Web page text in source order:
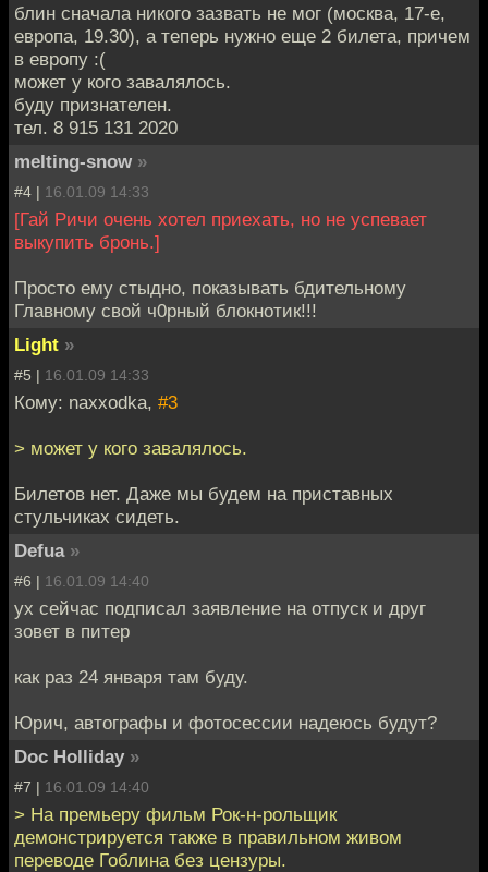
блин сначала никого зазвать не мог (москва, 17-е,
европа, 19.30), а теперь нужно еще 2 билета, причем
в европу :(
может у кого завалялось.
буду признателен.
тел. 8 915 131 2020
melting-snow »
#4 | 16.01.09 14:33
[Гай Ричи очень хотел приехать, но не успевает
выкупить бронь.]
Просто ему стыдно, показывать бдительному
Главному свой ч0рный блокнотик!!!
Light »
#5 | 16.01.09 14:33
Кому: naxxodka, #3
> может у кого завалялось.
Билетов нет. Даже мы будем на приставных
стульчиках сидеть.
Defua »
#6 | 16.01.09 14:40
ух сейчас подписал заявление на отпуск и друг
зовет в питер
как раз 24 января там буду.
Юрич, автографы и фотосессии надеюсь будут?
Doc Holliday »
#7 | 16.01.09 14:40
> На премьеру фильм Рок-н-рольщик
демонстрируется также в правильном живом
переводе Гоблина без цензуры.